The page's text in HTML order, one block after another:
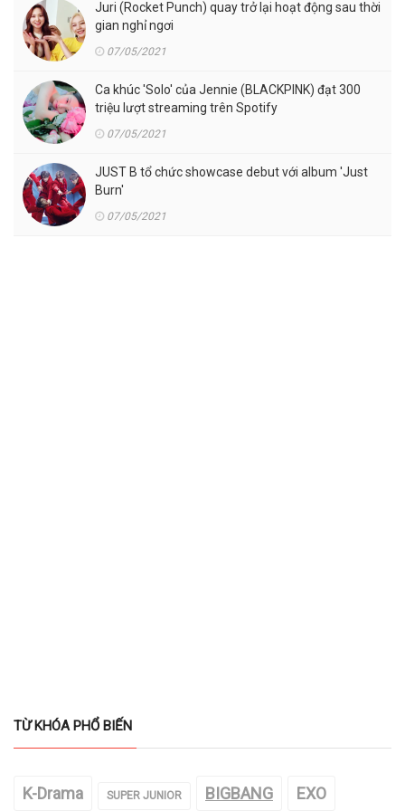
Juri (Rocket Punch) quay trở lại hoạt động sau thời
gian nghỉ ngơi
07/05/2021
Ca khúc 'Solo' của Jennie (BLACKPINK) đạt 300
triệu lượt streaming trên Spotify
07/05/2021
JUST B tổ chức showcase debut với album 'Just
Burn'
07/05/2021
TỪ KHÓA PHỔ BIẾN
K-Drama SUPER JUNIOR BIGBANG EXO